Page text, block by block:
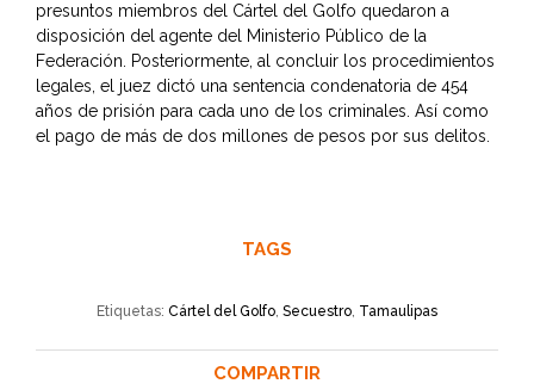
presuntos miembros del Cártel del Golfo quedaron a
disposición del agente del Ministerio Público de la
Federación. Posteriormente, al concluir los procedimientos
legales, el juez dictó una sentencia condenatoria de 454
años de prisión para cada uno de los criminales. Así como
el pago de más de dos millones de pesos por sus delitos.
TAGS
Etiquetas: Cártel del Golfo, Secuestro, Tamaulipas
COMPARTIR